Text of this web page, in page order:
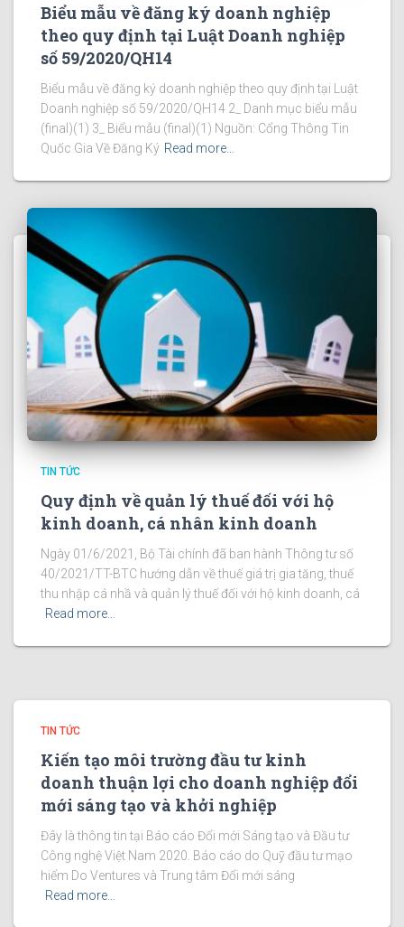
Biểu mẫu về đăng ký doanh nghiệp
theo quy định tại Luật Doanh nghiệp
số 59/2020/QH14
Biểu mẫu về đăng ký doanh nghiệp theo quy định tại Luật
Doanh nghiệp số 59/2020/QH14 2_ Danh mục biểu mẫu
(final)(1) 3_ Biểu mẫu (final)(1) Nguồn: Cổng Thông Tin
Quốc Gia Về Đăng Ký Read more…
TIN TỨC
Quy định về quản lý thuế đối với hộ
kinh doanh, cá nhân kinh doanh
Ngày 01/6/2021, Bộ Tài chính đã ban hành Thông tư số
40/2021/TT-BTC hướng dẫn về thuế giá trị gia tăng, thuế
thu nhập cá nhầ và quản lý thuế đối với hộ kinh doanh, cá
Read more…
TIN TỨC
Kiến tạo môi trường đầu tư kinh
doanh thuận lợi cho doanh nghiệp đổi
mới sáng tạo và khởi nghiệp
Đây là thông tin tại Báo cáo Đổi mới Sáng tạo và Đầu tư
Công nghệ Việt Nam 2020. Báo cáo do Quỹ đầu tư mạo
hiểm Do Ventures và Trung tâm Đổi mới sáng
Read more…